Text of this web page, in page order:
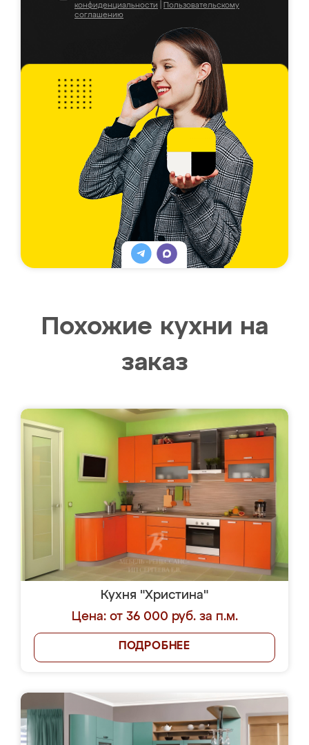
конфиденциальности
Пользовательскому
соглашению
Похожие кухни на
заказ
Кухня "Христина"
Цена: от 36 000 руб. за п.м.
ПОДРОБНЕЕ